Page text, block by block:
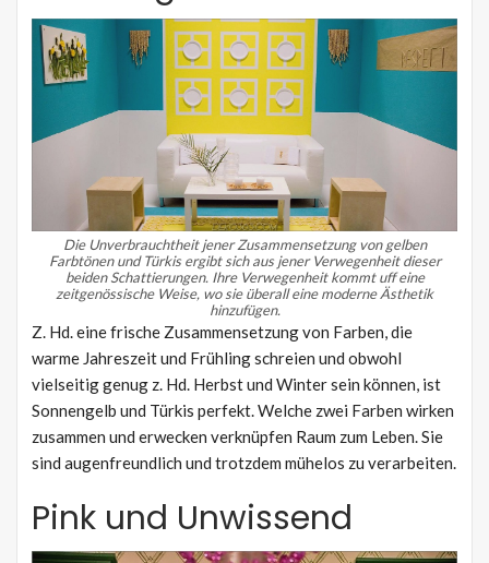
Die Unverbrauchtheit jener Zusammensetzung von gelben
Farbtönen und Türkis ergibt sich aus jener Verwegenheit dieser
beiden Schattierungen. Ihre Verwegenheit kommt uff eine
zeitgenössische Weise, wo sie überall eine moderne Ästhetik
hinzufügen.
Z. Hd. eine frische Zusammensetzung von Farben, die
warme Jahreszeit und Frühling schreien und obwohl
vielseitig genug z. Hd. Herbst und Winter sein können, ist
Sonnengelb und Türkis perfekt. Welche zwei Farben wirken
zusammen und erwecken verknüpfen Raum zum Leben. Sie
sind augenfreundlich und trotzdem mühelos zu verarbeiten.
Pink und Unwissend